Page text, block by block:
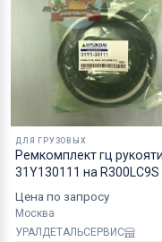
ДЛЯ ГРУЗОВЫХ
Ремкомплект гц рукояти
31Y130111 на R300LC9S
Цена по запросу
Москва
УРАЛДЕТАЛЬСЕРВИС